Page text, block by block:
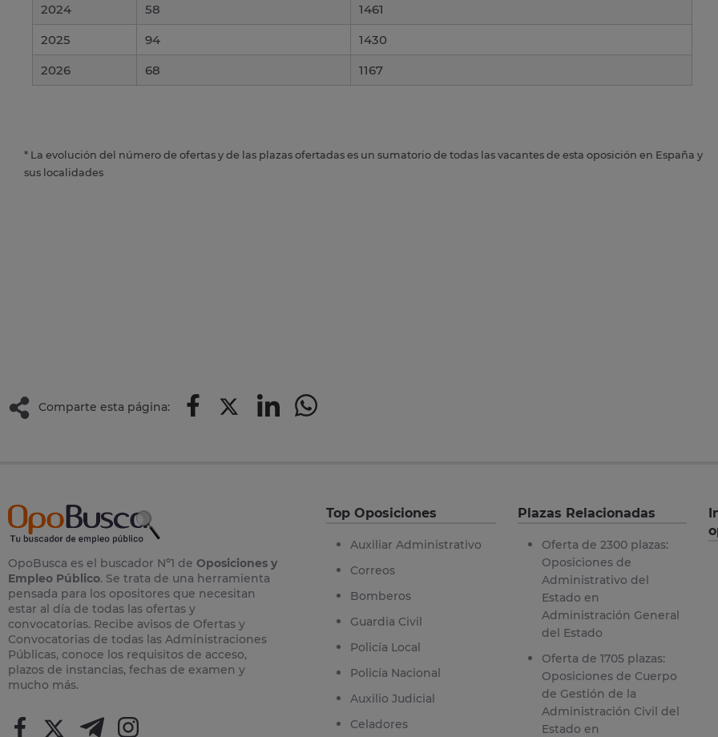
2024
58
1461
2025
94
1430
2026
68 1167
* La evolución del número de ofertas y de las plazas ofertadas es un sumatorio de todas las vacantes de esta oposición en España y
sus localidades
Comparte esta página:
OpoBusca es el buscador Nº1 de Oposiciones y
Empleo Público. Se trata de una herramienta
pensada para los opositores que necesitan
estar al día de todas las ofertas y
convocatorias. Recibe avisos de Ofertas y
Convocatorias de todas las Administraciones
Públicas, conoce los requisitos de acceso,
plazos de instancias, fechas de examen y
mucho más.
Top Oposiciones
Auxiliar Administrativo
Correos
Bomberos
Guardia Civil
Policía Local
Policía Nacional
Auxilio Judicial
Celadores
Plazas Relacionadas
Oferta de 2300 plazas:
Oposiciones de
Administrativo del
Estado en
Administración General
del Estado
Oferta de 1705 plazas:
Oposiciones de Cuerpo
de Gestión de la
Administración Civil del
Estado en